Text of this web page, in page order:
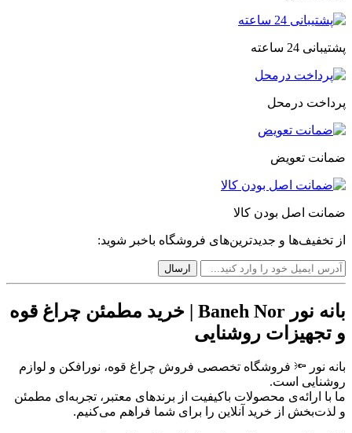
پشتیبانی 24 ساعته
پرداخت درمحل
ضمانت تعویض
ضمانت اصل بودن کالا
از تخفیف‌ها و جدیدترین‌های فروشگاه باخبر شوید:
بانه نور Baneh Nor | خرید مطمئن چراغ قوه
و تجهیزات روشنایی
بانه نور 🔦 فروشگاه تخصصی فروش چراغ قوه، نورافکن و لوازم
روشنایی است.
ما با ارائه‌ی محصولات باکیفیت از برندهای معتبر، تجربه‌ای مطمئن
و لذت‌بخش از خرید آنلاین را برای شما فراهم می‌کنیم.